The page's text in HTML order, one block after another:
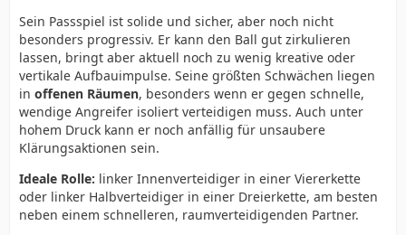
Sein Passspiel ist solide und sicher, aber noch nicht
besonders progressiv. Er kann den Ball gut zirkulieren
lassen, bringt aber aktuell noch zu wenig kreative oder
vertikale Aufbauimpulse. Seine größten Schwächen liegen
in offenen Räumen, besonders wenn er gegen schnelle,
wendige Angreifer isoliert verteidigen muss. Auch unter
hohem Druck kann er noch anfällig für unsaubere
Klärungsaktionen sein.
Ideale Rolle: linker Innenverteidiger in einer Viererkette
oder linker Halbverteidiger in einer Dreierkette, am besten
neben einem schnelleren, raumverteidigenden Partner.